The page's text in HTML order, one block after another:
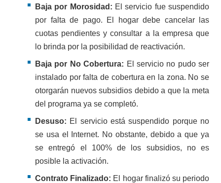
Baja por Morosidad: El servicio fue suspendido
por falta de pago. El hogar debe cancelar las
cuotas pendientes y consultar a la empresa que
lo brinda por la posibilidad de reactivación.
Baja por No Cobertura: El servicio no pudo ser
instalado por falta de cobertura en la zona. No se
otorgarán nuevos subsidios debido a que la meta
del programa ya se completó.
Desuso: El servicio está suspendido porque no
se usa el Internet. No obstante, debido a que ya
se entregó el 100% de los subsidios, no es
posible la activación.
Contrato Finalizado: El hogar finalizó su periodo